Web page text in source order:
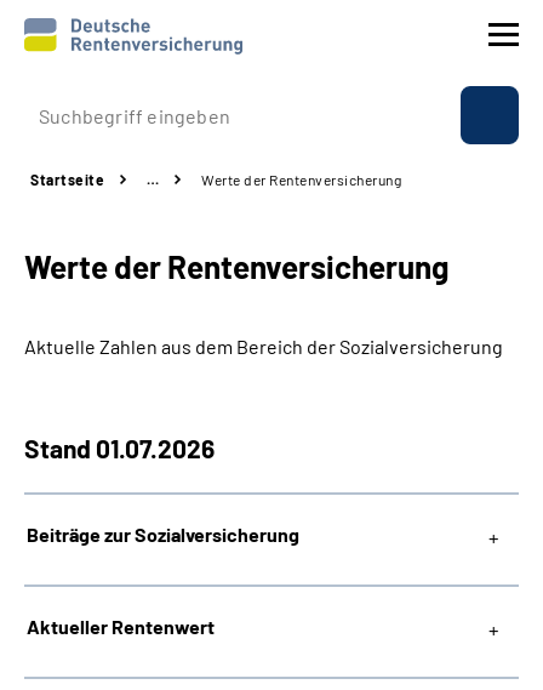
Prävention
Rente
Beratung & Kontakt
Online-Services
Startseite … Werte der Rentenversicherung
Werte der Rentenversicherung
Aktuelle Zahlen aus dem Bereich der Sozialversicherung
Stand 01.07.2026
Beiträge zur Sozialversicherung
Aktueller Rentenwert